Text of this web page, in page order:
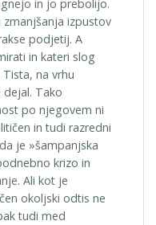
in jo prebolijo.
izpustov
podjetij. A
in kateri slog
na vrhu
dejal. Tako
po njegovem ni
in tudi razredni
je »šampanjska
krizo in
Ali kot je
okoljski odtis ne
tudi med